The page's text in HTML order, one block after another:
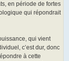
en période de fortes
qui répondrait
qui vient
c’est dur, donc
à cette